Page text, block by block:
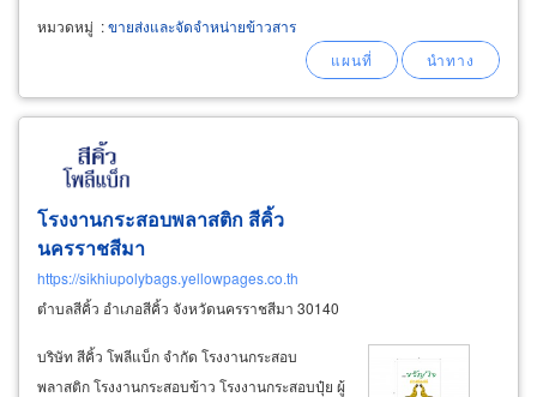
หมวดหมู่ :ขายส่งและจัดจำหน่ายข้าวสาร
โรงงานกระสอบพลาสติก สีคิ้ว
นครราชสีมา
https://sikhiupolybags.yellowpages.co.th
ตำบลสีคิ้ว อำเภอสีคิ้ว จังหวัดนครราชสีมา 30140
บริษัท สีคิ้ว โพลีแบ็ก จำกัด โรงงานกระสอบ
พลาสติก โรงงานกระสอบข้าว โรงงานกระสอบปุ๋ย ผู้